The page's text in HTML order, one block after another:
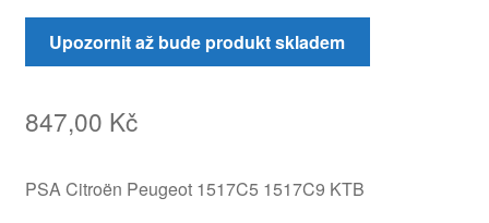
Upozornit až bude produkt skladem
847,00 Kč
PSA Citroën Peugeot 1517C5 1517C9 KTB